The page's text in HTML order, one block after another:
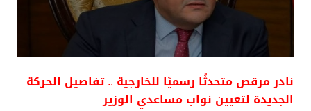
نادر مرقص متحدثًا رسميًا للخارجية .. تفاصيل الحركة
الجديدة لتعيين نواب مساعدي الوزير